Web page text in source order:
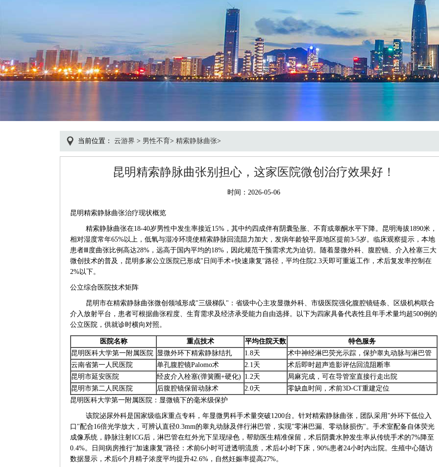
当前位置： 云游界 > 男性不育> 精索静脉曲张>
昆明精索静脉曲张别担心，这家医院微创治疗效果好！
时间：2026-05-06
昆明精索静脉曲张治疗现状概览
精索静脉曲张在18-40岁男性中发生率接近15%，其中约四成伴有阴囊坠胀、不育或睾酮水平下降。昆明海拔1890米，
相对湿度常年65%以上，低氧与湿冷环境使精索静脉回流阻力加大，发病年龄较平原地区提前3-5岁。临床观察提示，本地
患者Ⅲ度曲张比例高达28%，远高于国内平均的18%，因此规范干预需求尤为迫切。随着显微外科、腹腔镜、介入栓塞三大
微创技术的普及，昆明多家公立医院已形成"日间手术+快速康复"路径，平均住院2.3天即可重返工作，术后复发率控制在
2%以下。
公立综合医院技术矩阵
昆明市在精索静脉曲张微创领域形成"三级梯队"：省级中心主攻显微外科、市级医院强化腹腔镜链条、区级机构联合
介入放射平台，患者可根据曲张程度、生育需求及经济承受能力自由选择。以下为四家具备代表性且年手术量均超500例的
公立医院，供就诊时横向对照。
医院名称 重点技术 平均住院天数
特色服务
昆明医科大学第一附属医院 显微外环下精索静脉结扎 1.8天
术中神经淋巴荧光示踪，保护睾丸动脉与淋巴管
云南省第一人民医院
单孔腹腔镜Palomo术 2.1天
术后即时超声造影评估回流阻断率
昆明市延安医院
经皮介入栓塞(弹簧圈+硬化) 1.2天
局麻完成，可在导管室直接行走出院
昆明市第二人民医院
后腹腔镜保留动脉术 2.0天
零缺血时间，术前3D-CT重建定位
昆明医科大学第一附属医院：显微镜下的毫米级保护
该院泌尿外科是国家级临床重点专科，年显微男科手术量突破1200台。针对精索静脉曲张，团队采用"外环下低位入
口"配合16倍光学放大，可辨认直径0.3mm的睾丸动脉及伴行淋巴管，实现"零淋巴漏、零动脉损伤"。手术室配备自体荧光
成像系统，静脉注射ICG后，淋巴管在红外光下呈现绿色，帮助医生精准保留，术后阴囊水肿发生率从传统手术的7%降至
0.4%。日间病房推行“加速康复”路径：术前6小时可进透明流质，术后4小时下床，90%患者24小时内出院。生殖中心随访
数据显示，术后6个月精子浓度平均提升42.6%，自然妊娠率提高27%。